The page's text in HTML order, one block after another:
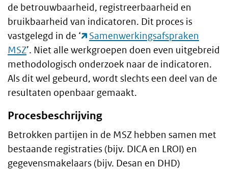
de betrouwbaarheid, registreerbaarheid en
bruikbaarheid van indicatoren. Dit proces is
vastgelegd in de ‘
Samenwerkingsafspraken
MSZ’. Niet alle werkgroepen doen even uitgebreid
methodologisch onderzoek naar de indicatoren.
Als dit wel gebeurd, wordt slechts een deel van de
resultaten openbaar gemaakt.
Procesbeschrijving
Betrokken partijen in de MSZ hebben samen met
bestaande registraties (bijv. DICA en LROI) en
gegevensmakelaars (bijv. Desan en DHD)